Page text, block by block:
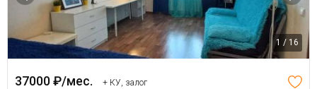
1 / 16
37000 ₽/мес. + КУ, залог